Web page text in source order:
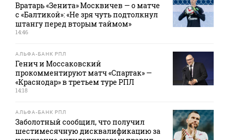
Вратарь «Зенита» Москвичев — о матче
с «Балтикой»: «Не зря чуть подтолкнул
штангу перед вторым таймом»
14:46
АЛЬФА-БАНК РПЛ
Генич и Моссаковский
прокомментируют матч «Спартак» —
«Краснодар» в третьем туре РПЛ
14:18
АЛЬФА-БАНК РПЛ
Заболотный сообщил, что получил
шестимесячную дисквалификацию за